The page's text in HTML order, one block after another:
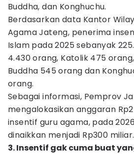
Buddha, dan Konghuchu.
Berdasarkan data Kantor
Agama Jateng, penerima
Islam pada 2025 sebanyak
4.430 orang, Katolik 475
Buddha 545 orang dan
orang.
Sebagai informasi, Pemprov
mengalokasikan anggaran
insentif guru agama, pada
dinaikkan menjadi Rp300 miliar.
3. Insentif gak cuma buat